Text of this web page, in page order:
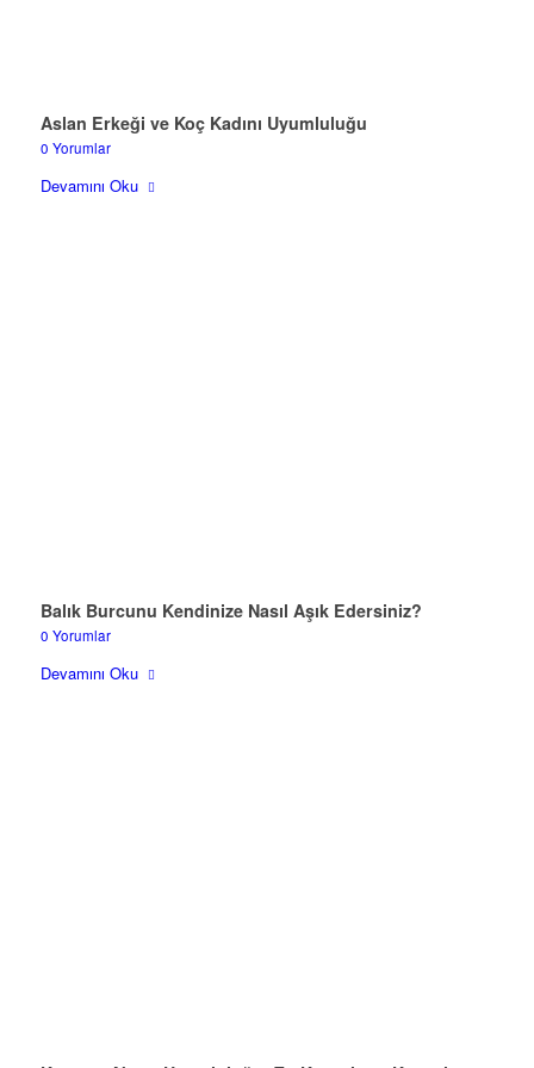
Aslan Erkeği ve Koç Kadını Uyumluluğu
0 Yorumlar
Devamını Oku
Balık Burcunu Kendinize Nasıl Aşık Edersiniz?
0 Yorumlar
Devamını Oku